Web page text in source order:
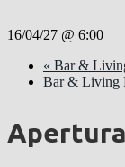
16/04/27 @ 6:00
« Bar &
Bar & Living